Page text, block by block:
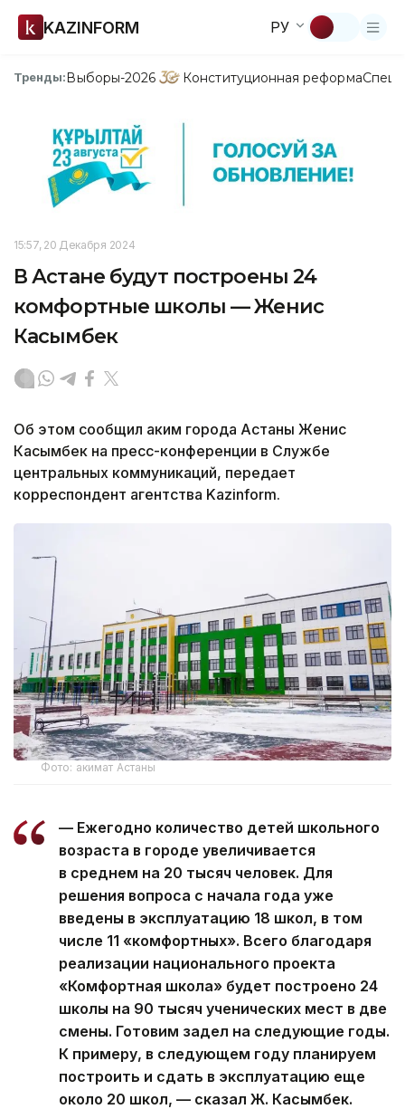
KAZINFORM РУ
Тренды:Выборы-2026 Конституционная реформа
15:57, 20 Декабря 2024
В Астане будут построены 24
комфортные школы — Женис
Касымбек
Об этом сообщил аким города Астаны Женис
Касымбек на пресс-конференции в Службе
центральных коммуникаций, передает
корреспондент агентства Kazinform.
Фото: акимат Астаны
— Ежегодно количество детей школьного
возраста в городе увеличивается
в среднем на 20 тысяч человек. Для
решения вопроса с начала года уже
введены в эксплуатацию 18 школ, в том
числе 11 «комфортных». Всего благодаря
реализации национального проекта
«Комфортная школа» будет построено 24
школы на 90 тысяч ученических мест в две
смены. Готовим задел на следующие годы.
К примеру, в следующем году планируем
построить и сдать в эксплуатацию еще
около 20 школ, — сказал Ж. Касымбек.